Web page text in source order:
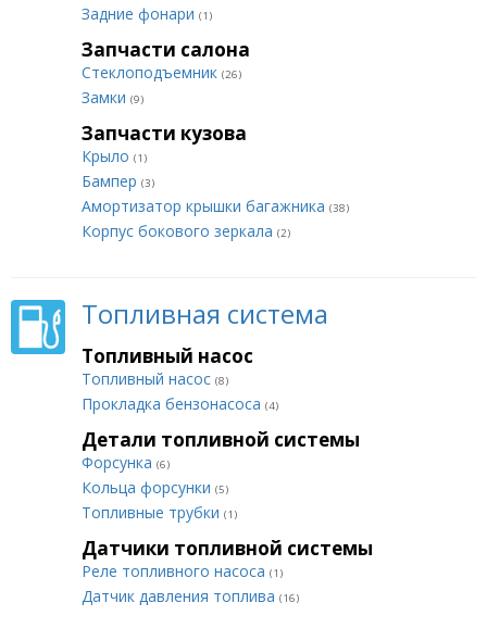
Задние фонари (1)
Запчасти салона
Стеклоподъемник (26)
Замки (9)
Запчасти кузова
Крыло (1)
Бампер (3)
Амортизатор крышки багажника (38)
Корпус бокового зеркала (2)
Топливная система
Топливный насос
Топливный насос (8)
Прокладка бензонасоса (4)
Детали топливной системы
Форсунка (6)
Кольца форсунки (5)
Топливные трубки (1)
Датчики топливной системы
Реле топливного насоса (1)
Датчик давления топлива (16)